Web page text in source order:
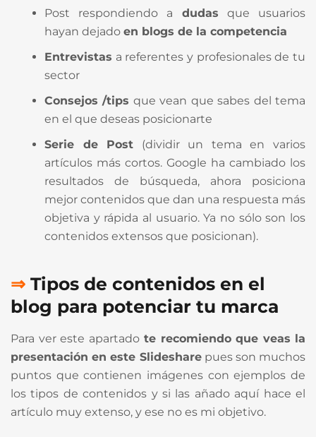
Post respondiendo a dudas que usuarios
hayan dejado en blogs de la competencia
Entrevistas a referentes y profesionales de tu
sector
Consejos /tips que vean que sabes del tema
en el que deseas posicionarte
Serie de Post (dividir un tema en varios
artículos más cortos. Google ha cambiado los
resultados de búsqueda, ahora posiciona
mejor contenidos que dan una respuesta más
objetiva y rápida al usuario. Ya no sólo son los
contenidos extensos que posicionan).
⇒ Tipos de contenidos en el
blog para potenciar tu marca
Para ver este apartadote recomiendo que veas la
presentación en este Slidesharepues son muchos
puntos que contienen imágenes con ejemplos de
los tipos de contenidos y si las añado aquí hace el
artículo muy extenso, y ese no es mi objetivo.